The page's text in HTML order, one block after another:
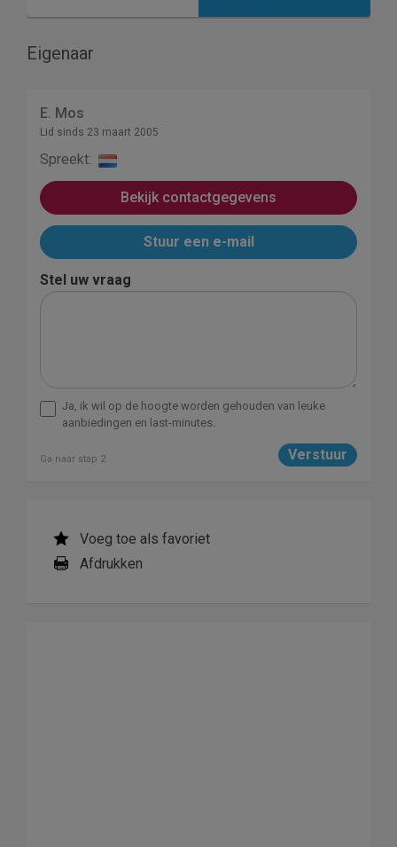
Eigenaar
E. Mos
Lid sinds 23 maart 2005
Spreekt:
Bekijk contactgegevens
Stuur een e-mail
Stel uw vraag
Ja, ik wil op de hoogte worden gehouden van leuke
aanbiedingen en last-minutes.
Ga naar stap 2
Voeg toe als favoriet
Afdrukken